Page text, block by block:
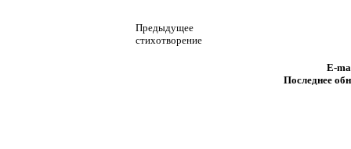
Предыдущее
стихотворение
E-
Последнее